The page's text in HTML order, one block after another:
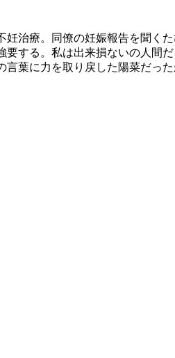
治療。同僚の妊娠報告を聞く
する。私は出来損ないの人
言葉に力を取り戻した陽菜だ